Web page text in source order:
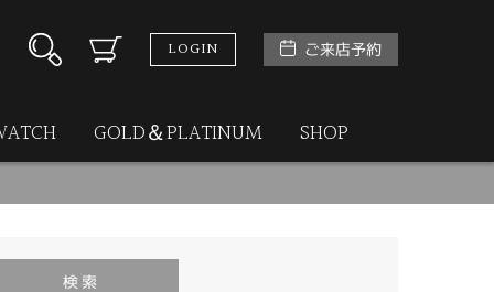
LOGIN ご来店予約
GOLD＆PLATINUM SHOP